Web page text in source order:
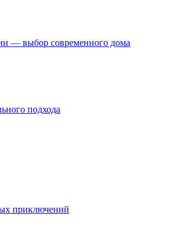
— выбор современного дома
подхода
приключений